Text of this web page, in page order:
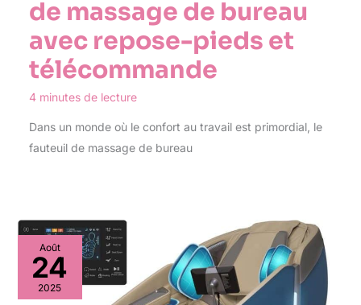
de massage de bureau
avec repose-pieds et
télécommande
4 minutes de lecture
Dans un monde où le confort au travail est primordial, le
fauteuil de massage de bureau
Août
24
2025